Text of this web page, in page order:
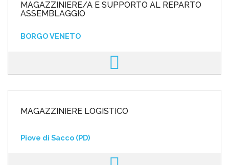
MAGAZZINIERE/A E SUPPORTO AL REPARTO
ASSEMBLAGGIO
BORGO VENETO
MAGAZZINIERE LOGISTICO
Piove di Sacco (PD)